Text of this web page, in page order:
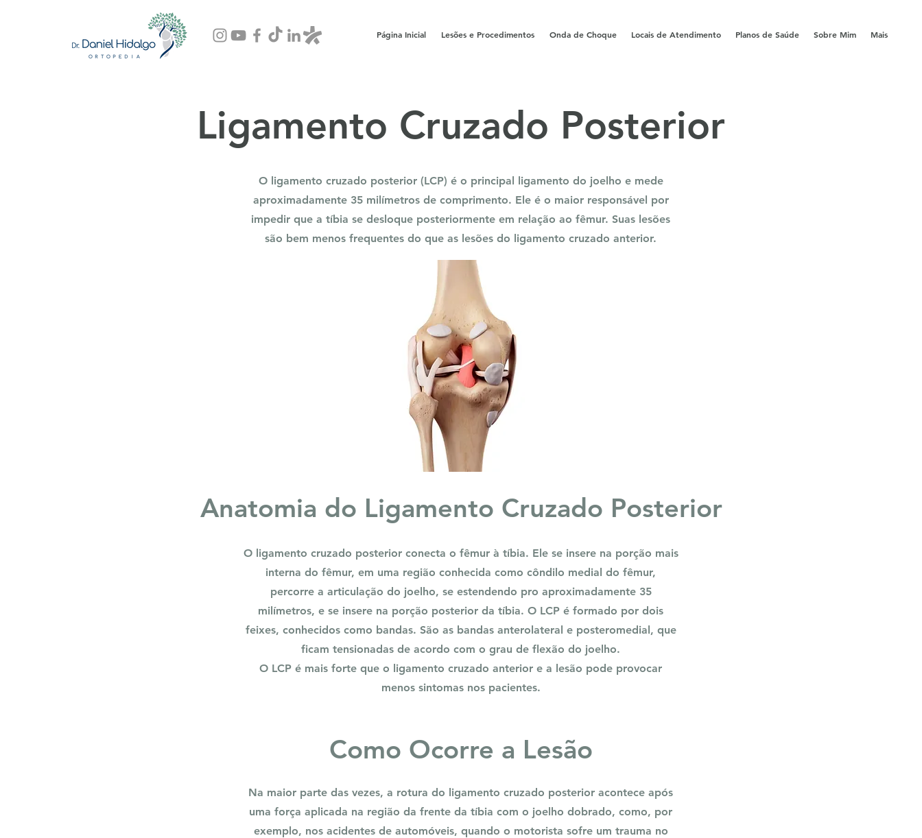
Página Inicial Lesões e Procedimentos Onda de Choque Locais de Atendimento Planos de Saúde Sobre Mim Mais
Ligamento Cruzado Posterior
O ligamento cruzado posterior (LCP) é o principal ligamento do joelho e mede
aproximadamente 35 milímetros de comprimento. Ele é o maior responsável por
impedir que a tíbia se desloque posteriormente em relação ao fêmur. Suas lesões
são bem menos frequentes do que as lesões do ligamento cruzado anterior.
Anatomia do Ligamento Cruzado Posterior
O ligamento cruzado posterior conecta o fêmur à tíbia. Ele se insere na porção mais
interna do fêmur, em uma região conhecida como côndilo medial do fêmur,
percorre a articulação do joelho, se estendendo pro aproximadamente 35
milímetros, e se insere na porção posterior da tíbia. O LCP é formado por dois
feixes, conhecidos como bandas. São as bandas anterolateral e posteromedial, que
ficam tensionadas de acordo com o grau de flexão do joelho.
O LCP é mais forte que o ligamento cruzado anterior e a lesão pode provocar
menos sintomas nos pacientes.
Como Ocorre a Lesão
Na maior parte das vezes, a rotura do ligamento cruzado posterior acontece após
uma força aplicada na região da frente da tíbia com o joelho dobrado, como, por
exemplo, nos acidentes de automóveis, quando o motorista sofre um trauma no